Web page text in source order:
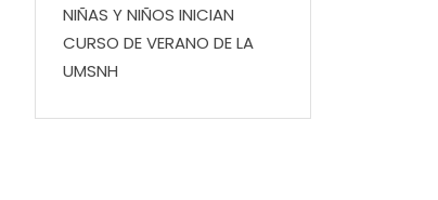
NIÑAS Y NIÑOS INICIAN
CURSO DE VERANO DE LA
UMSNH